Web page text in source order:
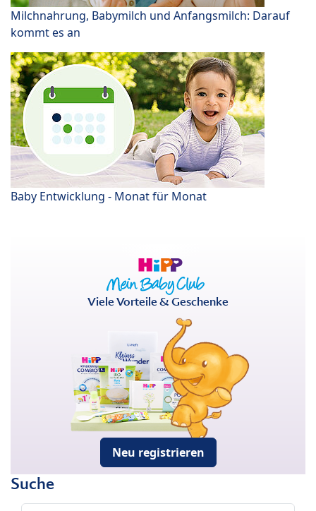
Milchnahrung, Babymilch und Anfangsmilch: Darauf
kommt es an
Baby Entwicklung - Monat für Monat
Viele Vorteile & Geschenke
Neu registrieren
Suche